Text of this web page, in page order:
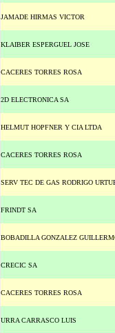
JAMADE HIRMAS VICTOR
KLAIBER ESPERGUEL JOSE
CACERES TORRES ROSA
2D ELECTRONICA SA
HELMUT HOPFNER Y CIA LTDA
CACERES TORRES ROSA
SERV TEC DE GAS RODRIGO
FRINDT SA
BOBADILLA GONZALEZ
CRECIC SA
CACERES TORRES ROSA
URRA CARRASCO LUIS